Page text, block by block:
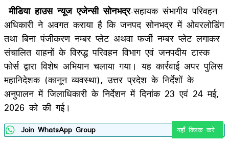
मीडिया हाउस न्यूज एजेन्सी सोनभद्र-सहायक संभागीय परिवहन
अधिकारी ने अवगत कराया है कि जनपद सोनभद्र में ओवरलोडिंग
तथा बिना पंजीकरण नम्बर प्लेट अथवा फर्जी नम्बर प्लेट लगाकर
संचालित वाहनों के विरुद्ध परिवहन विभाग एवं जनपदीय टास्क
फोर्स द्वारा विशेष अभियान चलाया गया। यह कार्रवाई अपर पुलिस
महानिदेशक (कानून व्यवस्था), उत्तर प्रदेश के निर्देशों के
अनुपालन में जिलाधिकारी के निर्देशन में दिनांक 23 एवं 24 मई,
2026 को की गई।
Join WhatsApp Group यहाँ क्लिक करे